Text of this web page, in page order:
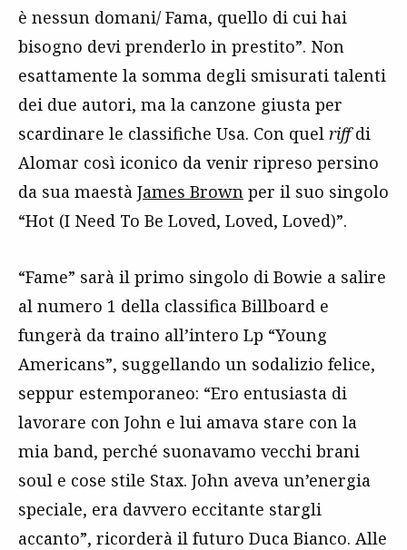
è nessun domani/ Fama, quello di cui hai
bisogno devi prenderlo in prestito”. Non
esattamente la somma degli smisurati talenti
dei due autori, ma la canzone giusta per
scardinare le classifiche Usa. Con quel riffdi
Alomar così iconico da venir ripreso persino
da sua maestà James Brown per il suo singolo
“Hot (I Need To Be Loved, Loved, Loved)”.
“Fame” sarà il primo singolo di Bowie a salire
al numero 1 della classifica Billboard e
fungerà da traino all’intero Lp “Young
Americans”, suggellando un sodalizio felice,
seppur estemporaneo: “Ero entusiasta di
lavorare con John e lui amava stare con la
mia band, perché suonavamo vecchi brani
soul e cose stile Stax. John aveva un’energia
speciale, era davvero eccitante stargli
accanto”, ricorderà il futuro Duca Bianco. Alle